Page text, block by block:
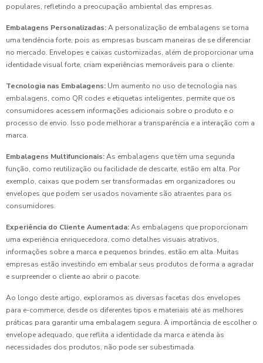
populares, refletindo a preocupação ambiental das empresas.
Embalagens Personalizadas:A personalização de embalagens se torna
uma tendência forte, pois as empresas buscam maneiras de se diferenciar
no mercado. Envelopes e caixas customizadas, além de proporcionar uma
identidade visual forte, criam experiências memoráveis para o cliente.
Tecnologia nas Embalagens: Um aumento no uso de tecnologia nas
embalagens, como QR codes e etiquetas inteligentes, permite que os
consumidores acessem informações adicionais sobre o produto e o
processo de envio. Isso pode melhorar a transparência e a interação com a
marca.
Embalagens Multifuncionais:As embalagens que têm uma segunda
função, como reutilização ou facilidade de descarte, estão em alta. Por
exemplo, caixas que podem ser transformadas em organizadores ou
envelopes que podem ser usados novamente são atraentes para os
consumidores.
Experiência do Cliente Aumentada:As embalagens que proporcionam
uma experiência enriquecedora, como detalhes visuais atrativos,
informações sobre a marca e pequenos brindes, estão em alta. Muitas
empresas estão investindo em embalar seus produtos de forma a agradar
e surpreender o cliente ao abrir o pacote.
Ao longo deste artigo, exploramos as diversas facetas dos envelopes
para e-commerce, desde os diferentes tipos e materiais até as melhores
práticas para garantir uma embalagem segura. A importância de escolher o
envelope adequado, que reflita a identidade da marca e atenda às
necessidades dos produtos, não pode ser subestimada.